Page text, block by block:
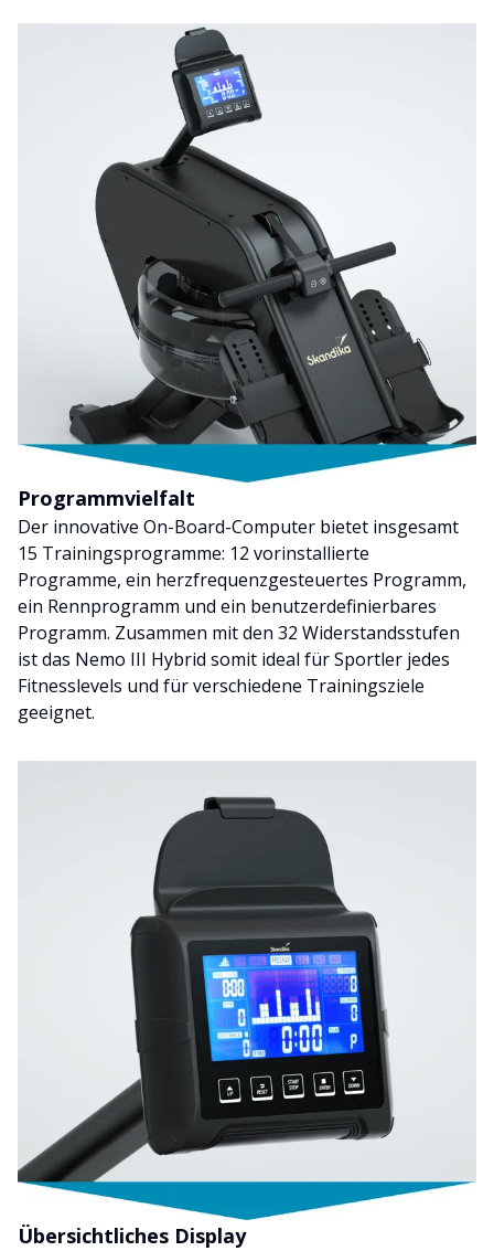
Programmvielfalt
Der innovative On-Board-Computer bietet insgesamt
15 Trainingsprogramme: 12 vorinstallierte
Programme, ein herzfrequenzgesteuertes Programm,
ein Rennprogramm und ein benutzerdefinierbares
Programm. Zusammen mit den 32 Widerstandsstufen
ist das Nemo III Hybrid somit ideal für Sportler jedes
Fitnesslevels und für verschiedene Trainingsziele
geeignet.
Übersichtliches Display